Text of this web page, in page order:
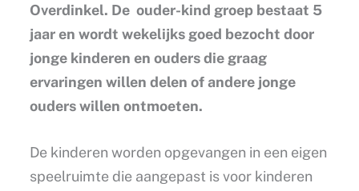
Overdinkel. De ouder-kind groep bestaat 5
jaar en wordt wekelijks goed bezocht door
jonge kinderen en ouders die graag
ervaringen willen delen of andere jonge
ouders willen ontmoeten.
De kinderen worden opgevangen in een eigen
speelruimte die aangepast is voor kinderen